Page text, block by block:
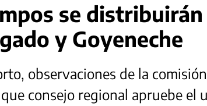
se distribuirán
y Goyeneche
observaciones de la
consejo regional apruebe el